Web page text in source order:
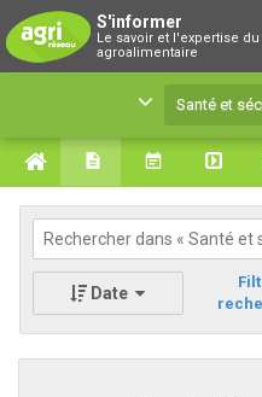
S'informer
Le savoir et l'expertise
agroalimentaire
Santé et
Le savoir et
Santé et
Date